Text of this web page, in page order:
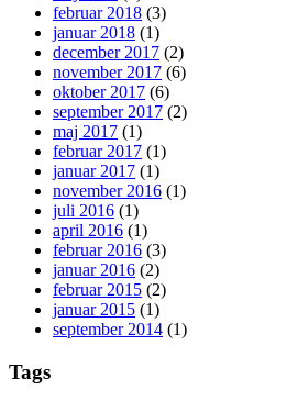
februar 2018 (3)
januar 2018 (1)
december 2017 (2)
november 2017 (6)
oktober 2017 (6)
september 2017 (2)
maj 2017 (1)
februar 2017 (1)
januar 2017 (1)
november 2016 (1)
juli 2016 (1)
april 2016 (1)
februar 2016 (3)
januar 2016 (2)
februar 2015 (2)
januar 2015 (1)
september 2014 (1)
Tags